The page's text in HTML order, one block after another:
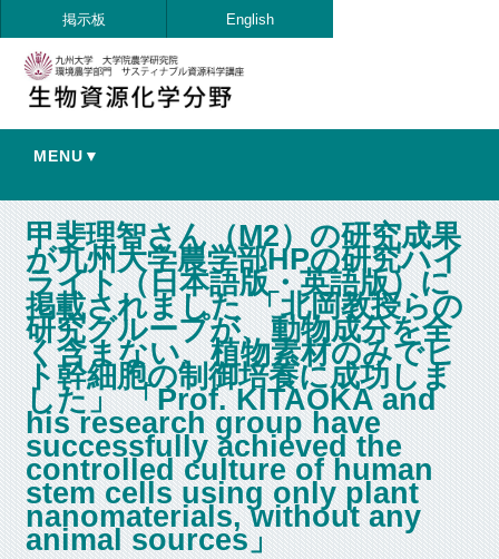
掲示板 English
MENU▼
甲斐理智さん（M2）の研究成果
が九州大学農学部HPの研究ハイ
ライト（日本語版・英語版）に
掲載されました 「北岡教授らの
研究グループが、動物成分を全
く含まない、植物素材のみでヒ
ト幹細胞の制御培養に成功しま
した」 「Prof. KITAOKA and
his research group have
successfully achieved the
controlled culture of human
stem cells using only plant
nanomaterials, without any
animal sources」